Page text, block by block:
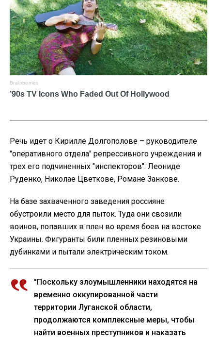
Речь идет о Кирилле Долгополове – руководителе
"оперативного отдела" репрессивного учреждения и
трех его подчиненных "инспекторов": Леониде
Руденко, Николае Цветкове, Романе Занкове.
На базе захваченного заведения россияне
обустроили место для пыток. Туда они свозили
воинов, попавших в плен во время боев на востоке
Украины. Фигуранты били пленных резиновыми
дубинками и пытали электрическим током.
"Поскольку злоумышленники находятся на
временно оккупированной части
территории Луганской области,
продолжаются комплексные меры, чтобы
найти военных преступников и наказать